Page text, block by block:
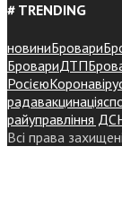
# TRENDING
новиниБровари
БровариДТП
Росією
радавакцинація
райуправління
Всі права